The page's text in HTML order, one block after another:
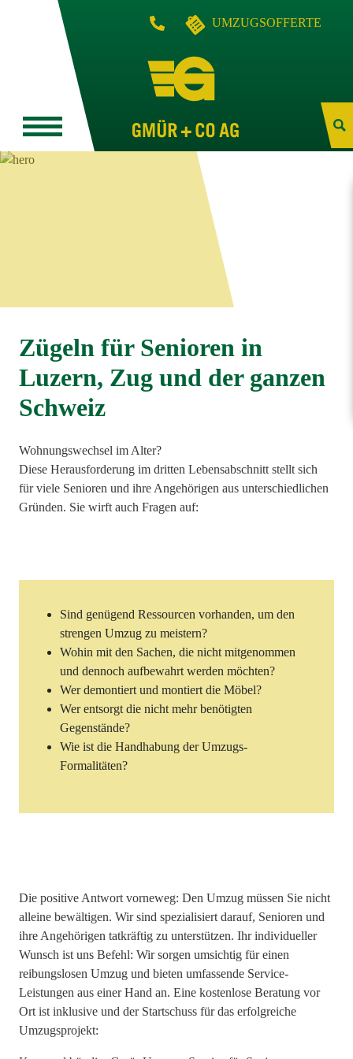
UMZUGSOFFERTE
Zügeln für Senioren in
Luzern, Zug und der ganzen
Schweiz
Wohnungswechsel im Alter?
Diese Herausforderung im dritten Lebensabschnitt stellt sich
für viele Senioren und ihre Angehörigen aus unterschiedlichen
Gründen. Sie wirft auch Fragen auf:
Sind genügend Ressourcen vorhanden, um den
strengen Umzug zu meistern?
Wohin mit den Sachen, die nicht mitgenommen
und dennoch aufbewahrt werden möchten?
Wer demontiert und montiert die Möbel?
Wer entsorgt die nicht mehr benötigten
Gegenstände?
Wie ist die Handhabung der Umzugs-
Formalitäten?
Die positive Antwort vorneweg: Den Umzug müssen Sie nicht
alleine bewältigen. Wir sind spezialisiert darauf, Senioren und
ihre Angehörigen tatkräftig zu unterstützen. Ihr individueller
Wunsch ist uns Befehl: Wir sorgen umsichtig für einen
reibungslosen Umzug und bieten umfassende Service-
Leistungen aus einer Hand an. Eine kostenlose Beratung vor
Ort ist inklusive und der Startschuss für das erfolgreiche
Umzugsprojekt: